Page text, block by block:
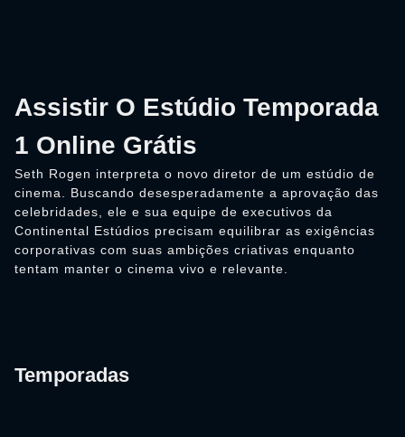
Assistir O Estúdio Temporada
1 Online Grátis
Seth Rogen interpreta o novo diretor de um estúdio de
cinema. Buscando desesperadamente a aprovação das
celebridades, ele e sua equipe de executivos da
Continental Estúdios precisam equilibrar as exigências
corporativas com suas ambições criativas enquanto
tentam manter o cinema vivo e relevante.
Temporadas